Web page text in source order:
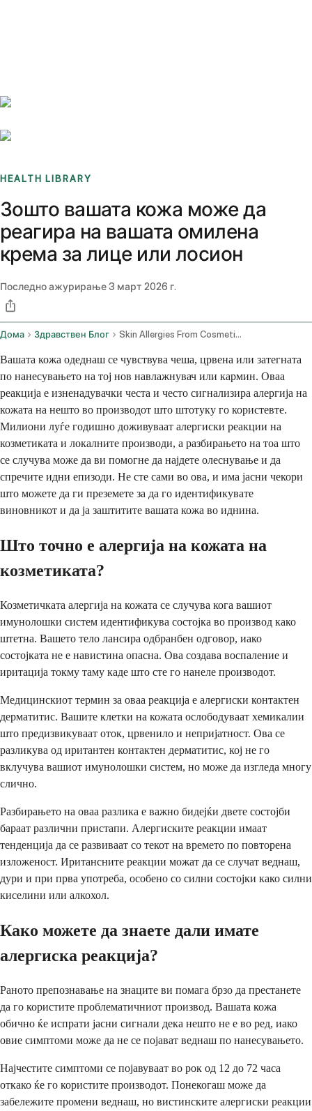
HEALTH LIBRARY
Зошто вашата кожа може да
реагира на вашата омилена
крема за лице или лосион
Последно ажурирање3 март 2026 г.
Дома Здравствен Блог Skin Allergies From Cosmetics And Topical Products
Вашата кожа одеднаш се чувствува чеша, црвена или затегната
по нанесувањето на тој нов навлажнувач или кармин. Оваа
реакција е изненадувачки честа и често сигнализира алергија на
кожата на нешто во производот што штотуку го користевте.
Милиони луѓе годишно доживуваат алергиски реакции на
козметиката и локалните производи, а разбирањето на тоа што
се случува може да ви помогне да најдете олеснување и да
спречите идни епизоди. Не сте сами во ова, и има јасни чекори
што можете да ги преземете за да го идентификувате
виновникот и да ја заштитите вашата кожа во иднина.
Што точно е алергија на кожата на
козметиката?
Козметичката алергија на кожата се случува кога вашиот
имунолошки систем идентификува состојка во производ како
штетна. Вашето тело лансира одбранбен одговор, иако
состојката не е навистина опасна. Ова создава воспаление и
иритација токму таму каде што сте го нанеле производот.
Медицинскиот термин за оваа реакција е алергиски контактен
дерматитис. Вашите клетки на кожата ослободуваат хемикалии
што предизвикуваат оток, црвенило и непријатност. Ова се
разликува од иритантен контактен дерматитис, кој не го
вклучува вашиот имунолошки систем, но може да изгледа многу
слично.
Разбирањето на оваа разлика е важно бидејќи двете состојби
бараат различни пристапи. Алергиските реакции имаат
тенденција да се развиваат со текот на времето по повторена
изложеност. Иритансните реакции можат да се случат веднаш,
дури и при прва употреба, особено со силни состојки како силни
киселини или алкохол.
Како можете да знаете дали имате
алергиска реакција?
Раното препознавање на знаците ви помага брзо да престанете
да го користите проблематичниот производ. Вашата кожа
обично ќе испрати јасни сигнали дека нешто не е во ред, иако
овие симптоми може да не се појават веднаш по нанесувањето.
Најчестите симптоми се појавуваат во рок од 12 до 72 часа
откако ќе го користите производот. Понекогаш може да
забележите промени веднаш, но вистинските алергиски реакции